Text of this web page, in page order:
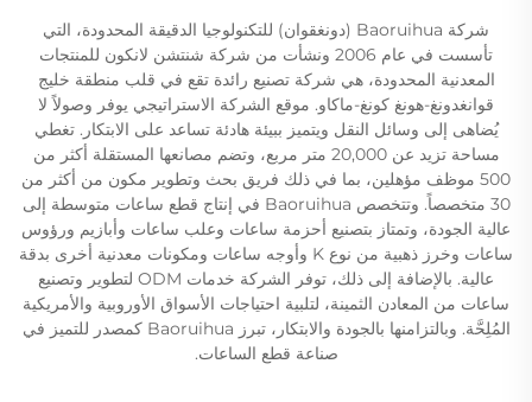
شركة Baoruihua (دونغقوان) للتكنولوجيا الدقيقة المحدودة، التي
تأسست في عام 2006 ونشأت من شركة شنتشن لانكون للمنتجات
المعدنية المحدودة، هي شركة تصنيع رائدة تقع في قلب منطقة خليج
قوانغدونغ-هونغ كونغ-ماكاو. موقع الشركة الاستراتيجي يوفر وصولاً لا
يُضاهى إلى وسائل النقل ويتميز ببيئة هادئة تساعد على الابتكار. تغطي
مساحة تزيد عن 20,000 متر مربع، وتضم مصانعها المستقلة أكثر من
500 موظف مؤهلين، بما في ذلك فريق بحث وتطوير مكون من أكثر من
30 متخصصاً. وتتخصص Baoruihua في إنتاج قطع ساعات متوسطة إلى
عالية الجودة، وتمتاز بتصنيع أحزمة ساعات وعلب ساعات وأبازيم ورؤوس
ساعات وخرز ذهبية من نوع K وأوجه ساعات ومكونات معدنية أخرى بدقة
عالية. بالإضافة إلى ذلك، توفر الشركة خدمات ODM لتطوير وتصنيع
ساعات من المعادن الثمينة، لتلبية احتياجات الأسواق الأوروبية والأمريكية
المُلِحَّة. وبالتزامنها بالجودة والابتكار، تبرز Baoruihua كمصدر للتميز في
صناعة قطع الساعات.